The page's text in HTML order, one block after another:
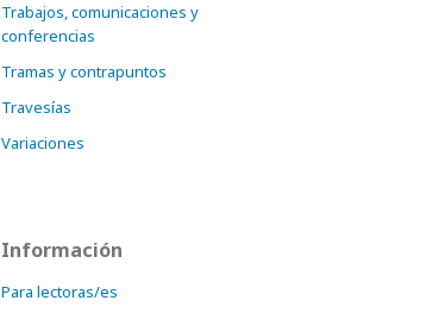
Trabajos, comunicaciones y
conferencias
Tramas y contrapuntos
Travesías
Variaciones
Información
Para lectoras/es